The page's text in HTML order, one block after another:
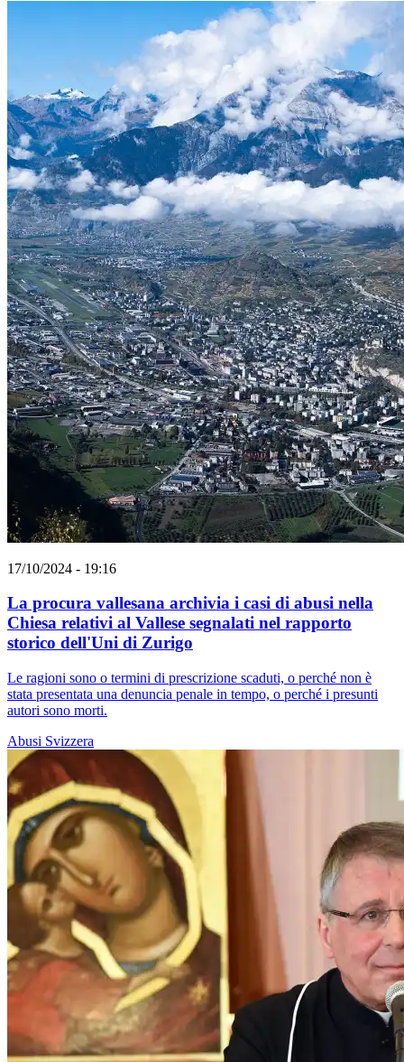
17/10/2024 - 19:16
La procura vallesana archivia i casi di abusi nella
Chiesa relativi al Vallese segnalati nel rapporto
storico dell'Uni di Zurigo
Le ragioni sono o termini di prescrizione scaduti, o perché non è
stata presentata una denuncia penale in tempo, o perché i presunti
autori sono morti.
Abusi Svizzera